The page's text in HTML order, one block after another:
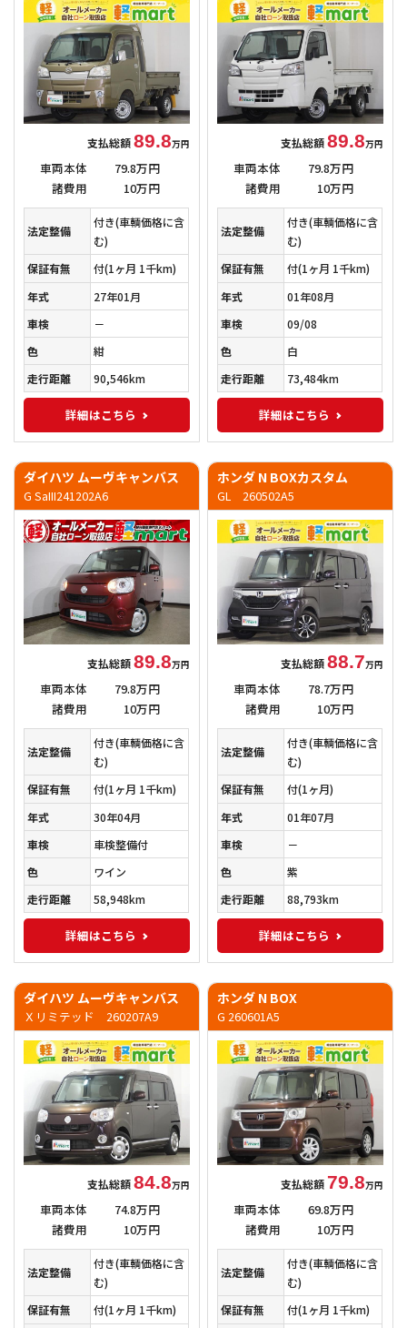
支払総額89.8万円
車両本体
79.8万円
諸費用
10万円
法定整備
付き(車輌価格に含
む)
保証有無
付(1ヶ月 1千km)
年式
27年01月
車検
－
色
紺
走行距離
90,546km
詳細はこちら
支払総額89.8万円
車両本体
79.8万円
諸費用
10万円
法定整備
付き(車輌価格に含
む)
保証有無
付(1ヶ月 1千km)
年式
01年08月
車検
09/08
色
白
走行距離
73,484km
詳細はこちら
ダイハツ ムーヴキャンバス
G SaIII241202A6
支払総額89.8万円
車両本体
79.8万円
諸費用
10万円
法定整備
付き(車輌価格に含
む)
保証有無
付(1ヶ月 1千km)
年式
30年04月
車検
車検整備付
色
ワイン
走行距離
58,948km
詳細はこちら
ホンダ N BOXカスタム
GL 260502A5
支払総額88.7万円
車両本体
78.7万円
諸費用
10万円
法定整備
付き(車輌価格に含
む)
保証有無
付(1ヶ月)
年式
01年07月
車検
－
色
紫
走行距離
88,793km
詳細はこちら
ダイハツ ムーヴキャンバス
Ｘリミテッド 260207A9
支払総額84.8万円
車両本体
74.8万円
諸費用
10万円
法定整備
付き(車輌価格に含
む)
保証有無
付(1ヶ月 1千km)
ホンダ N BOX
G 260601A5
支払総額 79.8万円
車両本体
69.8万円
諸費用
10万円
法定整備
付き(車輌価格に含
む)
保証有無
付(1ヶ月 1千km)